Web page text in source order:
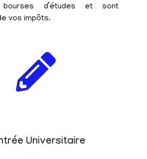
d’études et sont
vos impôts.
Universitaire